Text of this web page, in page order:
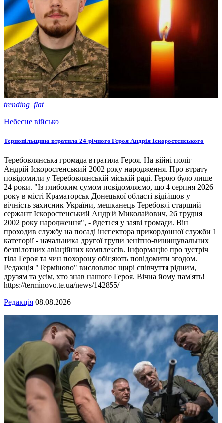
trending_flat
Небесне військо
Тернопільщина втратила 24-річного Героя Андрія Іскоростенського
Теребовлянська громада втратила Героя. На війні поліг
Андрій Іскоростенський 2002 року народження. Про втрату
повідомили у Теребовлянській міській раді. Герою було лише
24 роки. "Із глибоким сумом повідомляємо, що 4 серпня 2026
року в місті Краматорськ Донецької області відійшов у
вічність захисник України, мешканець Теребовлі старший
сержант Іскоростенський Андрій Миколайович, 26 грудня
2002 року народження", - йдеться у заяві громади. Він
проходив службу на посаді інспектора прикордонної служби 1
категорії - начальника другої групи зенітно-винищувальних
безпілотних авіаційних комплексів. Інформацію про зустріч
тіла Героя та чин похорону обіцяють повідомити згодом.
Редакція "Терміново" висловлює щирі співчуття рідним,
друзям та усім, хто знав нашого Героя. Вічна йому пам'ять!
https://terminovo.te.ua/news/142855/
Редакція 08.08.2026